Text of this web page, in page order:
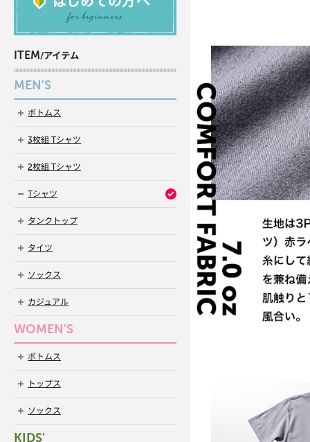
ITEM/アイテム
MEN'S
ボトムス
3枚組 Tシャツ
2枚組 Tシャツ
Tシャツ
タンクトップ
タイツ
ソックス
カジュアル
WOMEN'S
ボトムス
トップス
ソックス
KIDS'